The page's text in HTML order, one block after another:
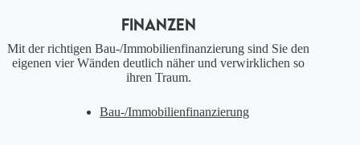
FINANZEN
Mit der richtigen Bau-/Immobilienfinanzierung sind Sie den
eigenen vier Wänden deutlich näher und verwirklichen so
ihren Traum.
Bau-/Immobilienfinanzierung